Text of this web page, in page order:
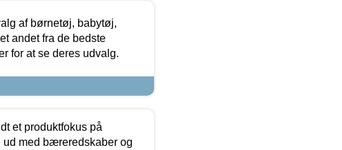
af børnetøj, babytøj,
andet fra de bedste
for at se deres udvalg.
et produktfokus på
ud med bæreredskaber og